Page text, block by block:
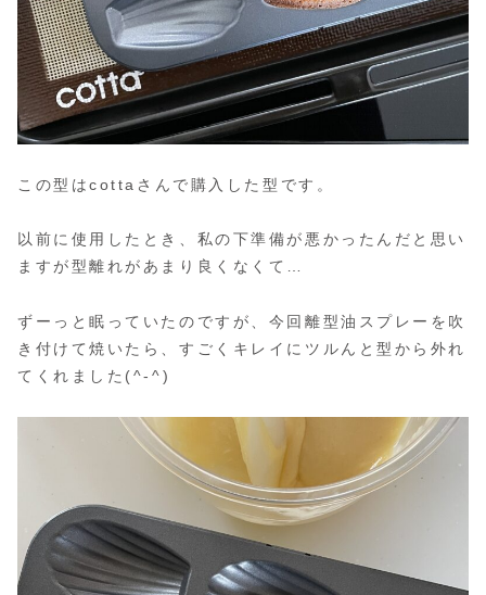
この型はcottaさんで購入した型です。
以前に使用したとき、私の下準備が悪かったんだと思い
ますが型離れがあまり良くなくて…
ずーっと眠っていたのですが、今回離型油スプレーを吹
き付けて焼いたら、すごくキレイにツルんと型から外れ
てくれました(^-^)